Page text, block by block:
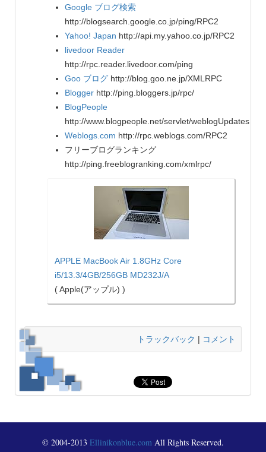
Google ブログ検索
http://blogsearch.google.co.jp/ping/RPC2
Yahoo! Japan http://api.my.yahoo.co.jp/RPC2
livedoor Reader
http://rpc.reader.livedoor.com/ping
Goo ブログ http://blog.goo.ne.jp/XMLRPC
Blogger http://ping.bloggers.jp/rpc/
BlogPeople
http://www.blogpeople.net/servlet/weblogUpdates
Weblogs.com http://rpc.weblogs.com/RPC2
フリーブログランキング
http://ping.freeblogranking.com/xmlrpc/
APPLE MacBook Air 1.8GHz Core
i5/13.3/4GB/256GB MD232J/A
( Apple(アップル) )
トラックバック | コメント
© 2004-2013 Ellinikonblue.com All Rights Reserved.